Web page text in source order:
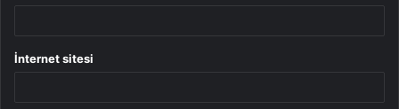
İnternet sitesi